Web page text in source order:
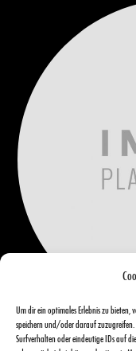
Um dir ein optimales Erlebnis zu bieten,
speichern und/oder darauf zuzugreifen.
Surfverhalten oder eindeutige IDs auf